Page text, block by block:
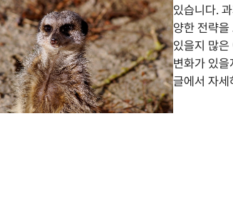
있습니다.
양한 전략
있을지 많
변화가 있
글에서 자세